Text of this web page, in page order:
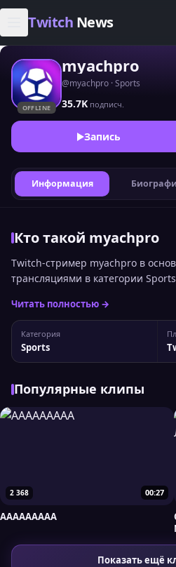
Skip to content
Twitch News
OFFLINE
myachpro
@myachpro · Sports
35.7K подписч.
Запись
Информация
Кто такой myachpro
Twitch-стример myachpro в
трансляциями в категории
сейчас занимает 1100 место.
Статистика канала: 27 647
— 2 582 зрителей. Для более
можете сравнить myachpro с
Читать полностью →
Категория
Sports
Популярные клипы
00:27
2 368
ААААААААА
Показать ещё